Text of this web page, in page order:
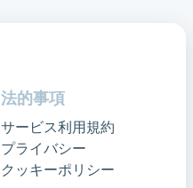
法的事項
サービス利用規約
プライバシー
クッキーポリシー